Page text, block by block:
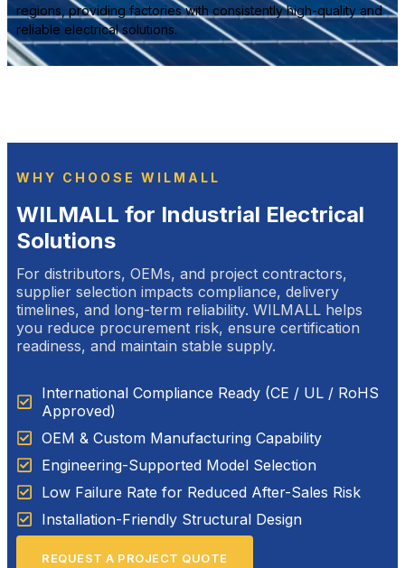
regions, providing factories with consistently high-quality and
reliable electrical solutions.
WHY CHOOSE WILMALL
WILMALL for Industrial Electrical
Solutions
For distributors, OEMs, and project contractors,
supplier selection impacts compliance, delivery
timelines, and long-term reliability. WILMALL helps
you reduce procurement risk, ensure certification
readiness, and maintain stable supply.
International Compliance Ready (CE / UL / RoHS
Approved)
OEM & Custom Manufacturing Capability
Engineering-Supported Model Selection
Low Failure Rate for Reduced After-Sales Risk
Installation-Friendly Structural Design
REQUEST A PROJECT QUOTE